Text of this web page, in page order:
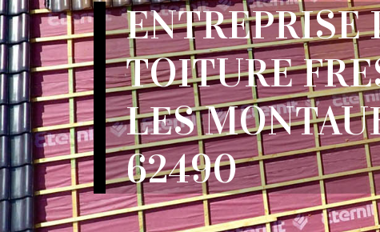
ENTREPRISE
TOITURE
LES
62490